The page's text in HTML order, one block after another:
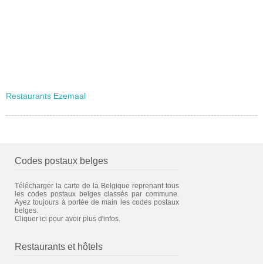
Restaurants Ezemaal
Codes postaux belges
Télécharger la carte de la Belgique reprenant tous
les codes postaux belges classés par commune.
Ayez toujours à portée de main les codes postaux
belges.
Cliquer ici pour avoir plus d'infos.
Restaurants et hôtels